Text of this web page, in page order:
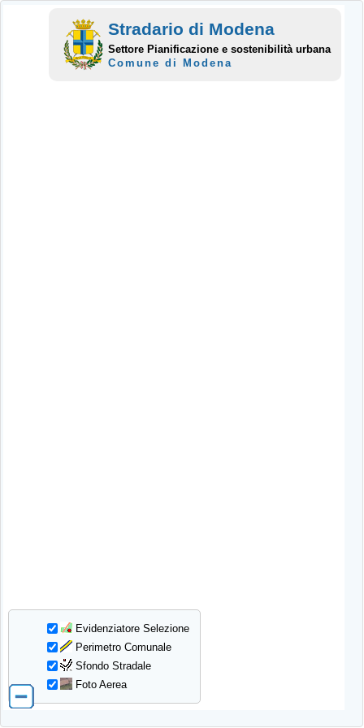
Evidenziatore Selezione
Perimetro Comunale
Sfondo Stradale
Foto Aerea
Stradario di Modena
Settore Pianificazione e sostenibilità urbana
Comune di Modena